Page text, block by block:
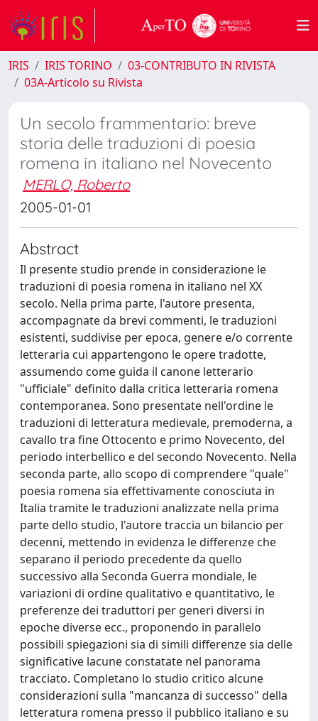
IRIS IRIS TORINO
03-CONTRIBUTO IN RIVISTA
03A-Articolo su Rivista
Un secolo frammentario: breve
storia delle traduzioni di poesia
romena in italiano nel Novecento
MERLO, Roberto
2005-01-01
Abstract
Il presente studio prende in considerazione le
traduzioni di poesia romena in italiano nel XX
secolo. Nella prima parte, l'autore presenta,
accompagnate da brevi commenti, le traduzioni
esistenti, suddivise per epoca, genere e/o corrente
letteraria cui appartengono le opere tradotte,
assumendo come guida il canone letterario
"ufficiale" definito dalla critica letteraria romena
contemporanea. Sono presentate nell'ordine le
traduzioni di letteratura medievale, premoderna, a
cavallo tra fine Ottocento e primo Novecento, del
periodo interbellico e del secondo Novecento. Nella
seconda parte, allo scopo di comprendere "quale"
poesia romena sia effettivamente conosciuta in
Italia tramite le traduzioni analizzate nella prima
parte dello studio, l'autore traccia un bilancio per
decenni, mettendo in evidenza le differenze che
separano il periodo precedente da quello
successivo alla Seconda Guerra mondiale, le
variazioni di ordine qualitativo e quantitativo, le
preferenze dei traduttori per generi diversi in
epoche diverse ecc., proponendo in parallelo
possibili spiegazioni sia di simili differenze sia delle
significative lacune constatate nel panorama
tracciato. Completano lo studio critico alcune
considerazioni sulla "mancanza di successo" della
letteratura romena presso il pubblico italiano e su